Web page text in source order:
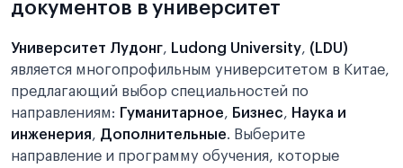
документов в университет
Университет Лудонг, Ludong University, (LDU)
является многопрофильным университетом в Китае,
предлагающий выбор специальностей по
направлениям: Гуманитарное, Бизнес, Наука и
инженерия, Дополнительные. Выберите
направление и программу обучения, которые